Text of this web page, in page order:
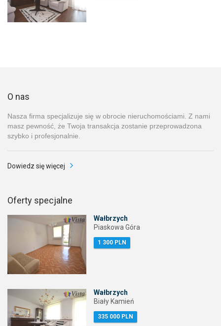
O nas
Nasza firma specjalizuje się w obrocie nieruchomościami. Z nami
masz pewność, że Twoja transakcja zostanie przeprowadzona
szybko i profesjonalnie.
Dowiedz się więcej
Oferty specjalne
Wałbrzych
Piaskowa Góra
1 300 PLN
Wałbrzych
Biały Kamień
335 000 PLN